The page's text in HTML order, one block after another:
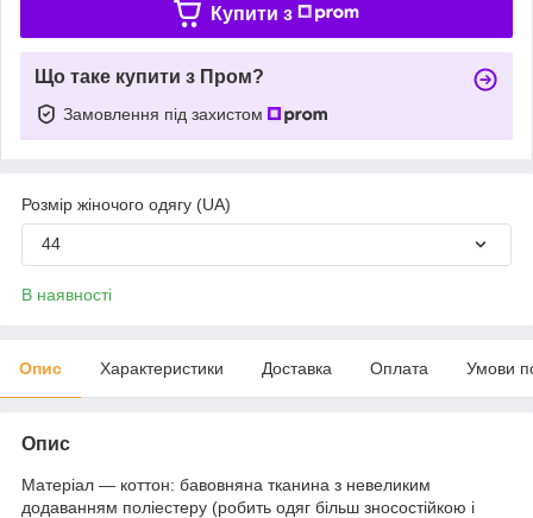
Купити з
Що таке купити з Пром?
Замовлення під захистом
Розмір жіночого одягу (UA)
44
В наявності
Опис Характеристики Доставка Оплата Умови
Опис
Матеріал ― коттон: бавовняна тканина з невеликим
додаванням поліестеру (робить одяг більш зносостійкою і